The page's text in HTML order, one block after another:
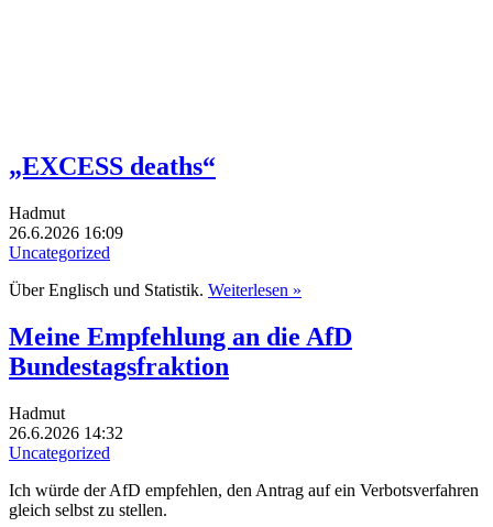
„EXCESS deaths“
Hadmut
26.6.2026 16:09
Uncategorized
Über Englisch und Statistik. Weiterlesen »
Meine Empfehlung an die AfD
Bundestagsfraktion
Hadmut
26.6.2026 14:32
Uncategorized
Ich würde der AfD empfehlen, den Antrag auf ein Verbotsverfahren
gleich selbst zu stellen.